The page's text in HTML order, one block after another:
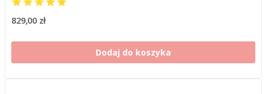
829,00 zł
Dodaj do koszyka